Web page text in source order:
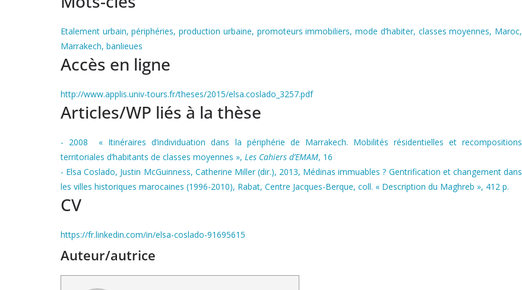
Etalement urbain, périphéries, production urbaine, promoteurs immobiliers, mode d’habiter, classes moyennes, Maroc,
Marrakech, banlieues
Accès en ligne
http://www.applis.univ-tours.fr/theses/2015/elsa.coslado_3257.pdf
Articles/WP liés à la thèse
- 2008 « Itinéraires d’individuation dans la périphérie de Marrakech. Mobilités résidentielles et recompositions
territoriales d’habitants de classes moyennes », Les Cahiers d’EMAM, 16
- Elsa Coslado, Justin McGuinness, Catherine Miller (dir.), 2013, Médinas immuables ? Gentrification et changement dans
les villes historiques marocaines (1996-2010), Rabat, Centre Jacques-Berque, coll. « Description du Maghreb », 412 p.
CV
https://fr.linkedin.com/in/elsa-coslado-91695615
Auteur/autrice